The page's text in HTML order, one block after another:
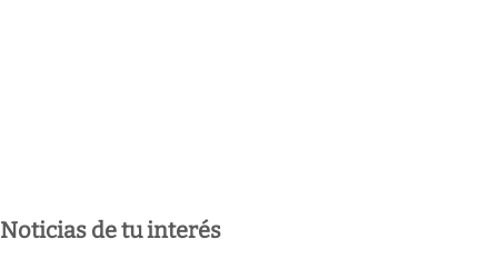
Noticias de tu interés